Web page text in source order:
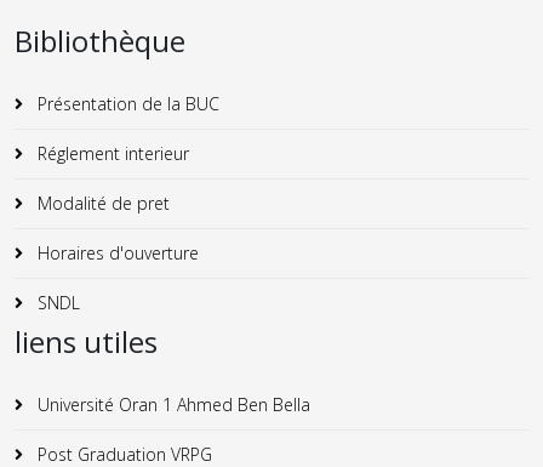
Bibliothèque
Présentation de la BUC
Réglement interieur
Modalité de pret
Horaires d'ouverture
SNDL
liens utiles
Université Oran 1 Ahmed Ben Bella
Post Graduation VRPG